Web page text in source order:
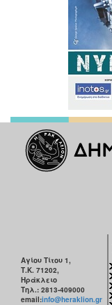
Αγίου Τίτου 1,
Τ.Κ. 71202,
Ηράκλειο
Τηλ.: 2813-409000
email:info@heraklion.gr